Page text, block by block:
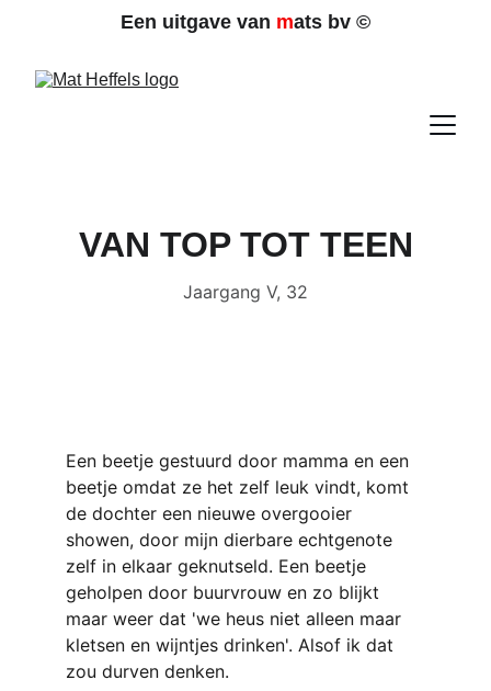
Een uitgave van mats bv ©
VAN TOP TOT TEEN
Jaargang V, 32
Een beetje gestuurd door mamma en een
beetje omdat ze het zelf leuk vindt, komt
de dochter een nieuwe overgooier
showen, door mijn dierbare echtgenote
zelf in elkaar geknutseld. Een beetje
geholpen door buurvrouw en zo blijkt
maar weer dat 'we heus niet alleen maar
kletsen en wijntjes drinken'. Alsof ik dat
zou durven denken.